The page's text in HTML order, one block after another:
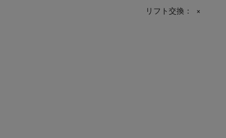
リフト交換：
×